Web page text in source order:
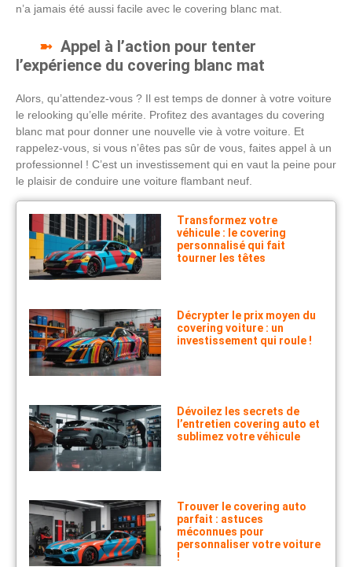
n’a jamais été aussi facile avec le covering blanc mat.
Appel à l’action pour tenter
l’expérience du covering blanc mat
Alors, qu’attendez-vous ? Il est temps de donner à votre voiture
le relooking qu’elle mérite. Profitez des avantages du covering
blanc mat pour donner une nouvelle vie à votre voiture. Et
rappelez-vous, si vous n’êtes pas sûr de vous, faites appel à un
professionnel ! C’est un investissement qui en vaut la peine pour
le plaisir de conduire une voiture flambant neuf.
Transformez votre
véhicule : le covering
personnalisé qui fait
tourner les têtes
Décrypter le prix moyen du
covering voiture : un
investissement qui roule !
Dévoilez les secrets de
l’entretien covering auto et
sublimez votre véhicule
Trouver le covering auto
parfait : astuces
méconnues pour
personnaliser votre voiture
!